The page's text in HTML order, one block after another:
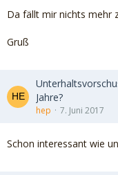
Da fällt mir nichts mehr
Gruß
Jahre?
hep 7. Juni 2017
Schon interessant wie